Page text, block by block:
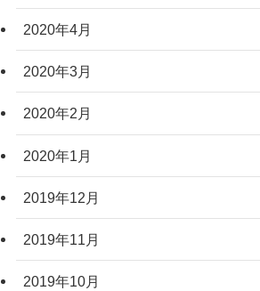
2020年4月
2020年3月
2020年2月
2020年1月
2019年12月
2019年11月
2019年10月